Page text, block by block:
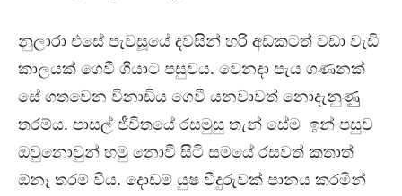
නුලාරා එසේ පැවසූයේ දවසින් හරි අඩකටත් වඩා වැඩි
කාලයක් ගෙවී ගියාට පසුවය. වෙනදා පැය ගණනක්
සේ ගතවෙන විනාඩිය ගෙවී යනවාවත් නොදැනුණුු
තරම්ය. පාසල් ජීවිතයේ රසමුසු තැන් සේම ඉන් පසුව
ඔවුනොවුන් හමු නොවී සිටි සමයේ රසවත් කතාත්
ඕනෑ තරම් විය. දොඩම් යුෂ වීදුරුවක් පානය කරමින්